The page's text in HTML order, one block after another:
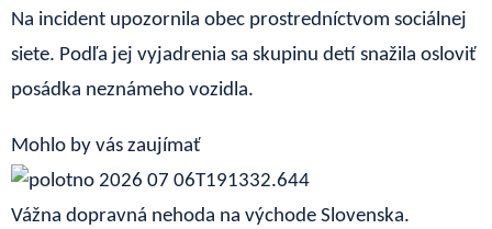
Na incident upozornila obec prostredníctvom sociálnej
siete. Podľa jej vyjadrenia sa skupinu detí snažila osloviť
posádka neznámeho vozidla.
Mohlo by vás zaujímať
Vážna dopravná nehoda na východe Slovenska.